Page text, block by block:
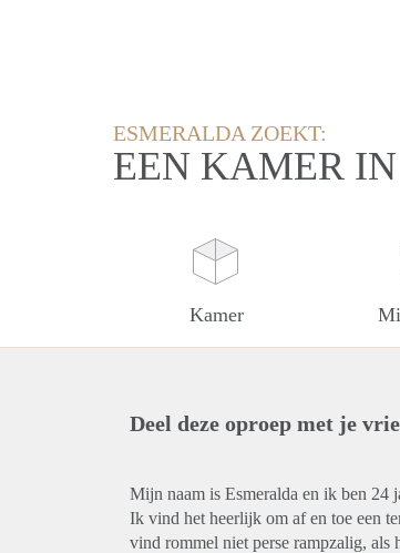
ESMERALDA ZOEKT:
EEN KAMER
Kamer
Deel deze oproep met je
Mijn naam is Esmeralda en ik ben 24
Ik vind het heerlijk om af en toe een
vind rommel niet perse rampzalig, als